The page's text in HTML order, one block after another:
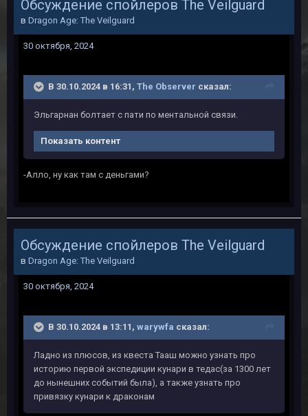
Обсуждение спойлеров The Veilguard
в Dragon Age: The Veilguard
30 октября, 2024
В 30.10.2024 в 16:31, The Observer сказал:
Эльгарнан болтает с пати по ментальной связи.
Показать контент
-Алло, ну как там с деньгами?
Обсуждение спойлеров The Veilguard
в Dragon Age: The Veilguard
30 октября, 2024
В 30.10.2024 в 13:11, warywfa сказал:
Ладно из плюсов, из квеста Тааш можно узнать про
историю первой экспедиции кунари в тедас(за 1300 лет
до нынешних событий была), а также узнать про
привязку кунари к драконам